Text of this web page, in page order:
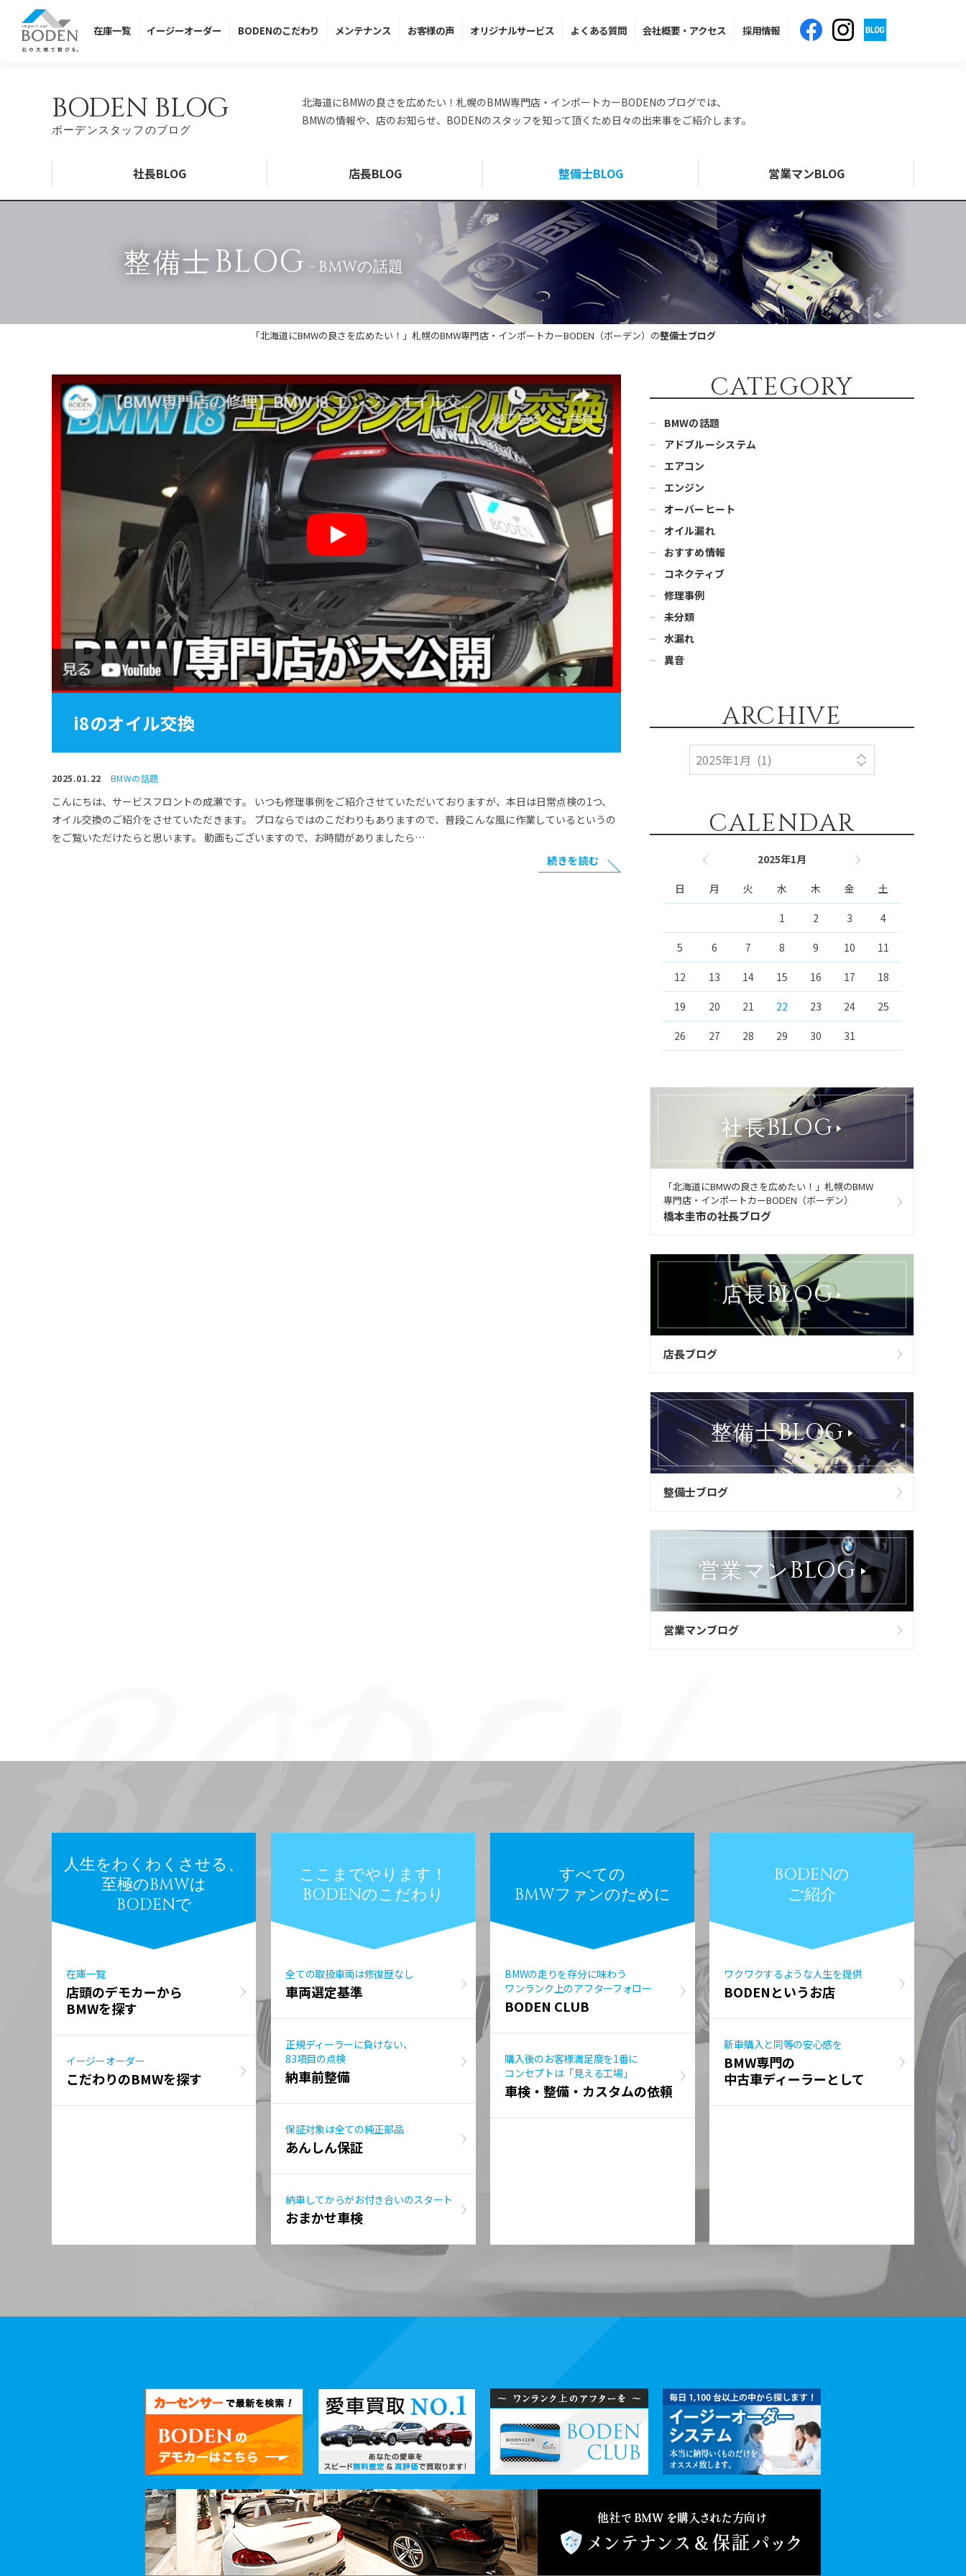
在庫一覧 イージーオーダー BODENのこだわり メンテナンス お客様の声 オリジナルサービス よくある質問 会社概要 ・アクセス 採用情報
BODEN BLOG
ボーデンスタッフのブログ
北海道にBMWの良さを広めたい！札幌のBMW専門店・インポートカーBODENのブログでは、
BMWの情報や、店のお知らせ、BODENのスタッフを知って頂くため日々の出来事をご紹介します。
社長BLOG 店長BLOG 整備士BLOG 営業マンBLOG
整備士BLOG - BMWの話題
「北海道にBMWの良さを広めたい！」札幌のBMW専門店・インポートカーBODEN（ボーデン）の整備士ブログ
i8のオイル交換
2025.01.22 BMWの話題
こんにちは、サービスフロントの成瀬です。 いつも修理事例をご紹介させていただいておりますが、本日は日常点検の1つ、
オイル交換のご紹介をさせていただきます。 プロならではのこだわりもありますので、普段こんな風に作業しているというの
をご覧いただけたらと思います。 動画もございますので、お時間がありましたら…
続きを読む
CATEGORY
BMWの話題
アドブルーシステム
エアコン
エンジン
オーバーヒート
オイル漏れ
おすすめ情報
コネクティブ
修理事例
未分類
水漏れ
異音
ARCHIVE
CALENDAR
2025年1月
日 月 火 水 木 金 土
« 6月 8月 »
1 2 3 4
5 6 7 8 9 10 11
12 13 14 15 16 17 18
19 20 21 22 23 24 25
26 27 28 29 30 31
社長BLOG
「北海道にBMWの良さを広めたい！」札幌のBMW
専門店・インポートカーBODEN（ボーデン）
橋本圭市の社長ブログ
店長BLOG
店長ブログ
整備士BLOG
整備士ブログ
営業マンBLOG
営業マンブログ
人生をわくわくさせる、
至極のBMWは
BODENで
在庫一覧
店頭のデモカーから
BMWを探す
イージーオーダー
こだわりのBMWを探す
ここまでやります！
BODENのこだわり
全ての取扱車両は修復歴なし
車両選定基準
正規ディーラーに負けない、
83項目の点検
納車前整備
保証対象は全ての純正部品
あんしん保証
納車してからがお付き合いのスタート
おまかせ車検
すべての
BMWファンのために
BMWの走りを存分に味わう
ワンランク上のアフターフォロー
BODEN CLUB
購入後のお客様満足度を1番に
コンセプトは「見える工場」
車検・整備・カスタムの依頼
BODENの
ご紹介
ワクワクするような人生を提供
BODENというお店
新車購入と同等の安心感を
BMW専門の
中古車ディーラーとして